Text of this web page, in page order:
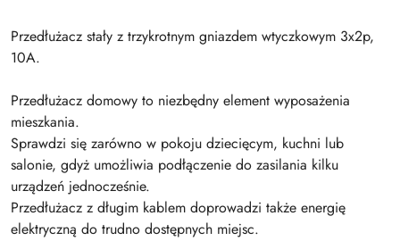
Przedłużacz stały z trzykrotnym gniazdem wtyczkowym 3x2p,
10A.
Przedłużacz domowy to niezbędny element wyposażenia
mieszkania.
Sprawdzi się zarówno w pokoju dziecięcym, kuchni lub
salonie, gdyż umożliwia podłączenie do zasilania kilku
urządzeń jednocześnie.
Przedłużacz z długim kablem doprowadzi także energię
elektryczną do trudno dostępnych miejsc.